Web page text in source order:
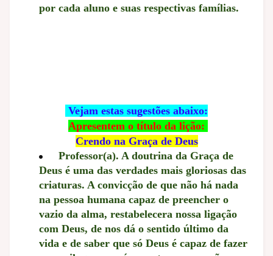
por cada aluno e suas respectivas famílias.
Vejam estas sugestões abaixo:
Apresentem o título da lição:
Crendo na Graça de Deus
Professor(a). A doutrina da Graça de
Deus é uma das verdades mais gloriosas das
criaturas. A convicção de que não há nada
na pessoa humana capaz de preencher o
vazio da alma, restabelecera nossa ligação
com Deus, de nos dá o sentido último da
vida e de saber que só Deus é capaz de fazer